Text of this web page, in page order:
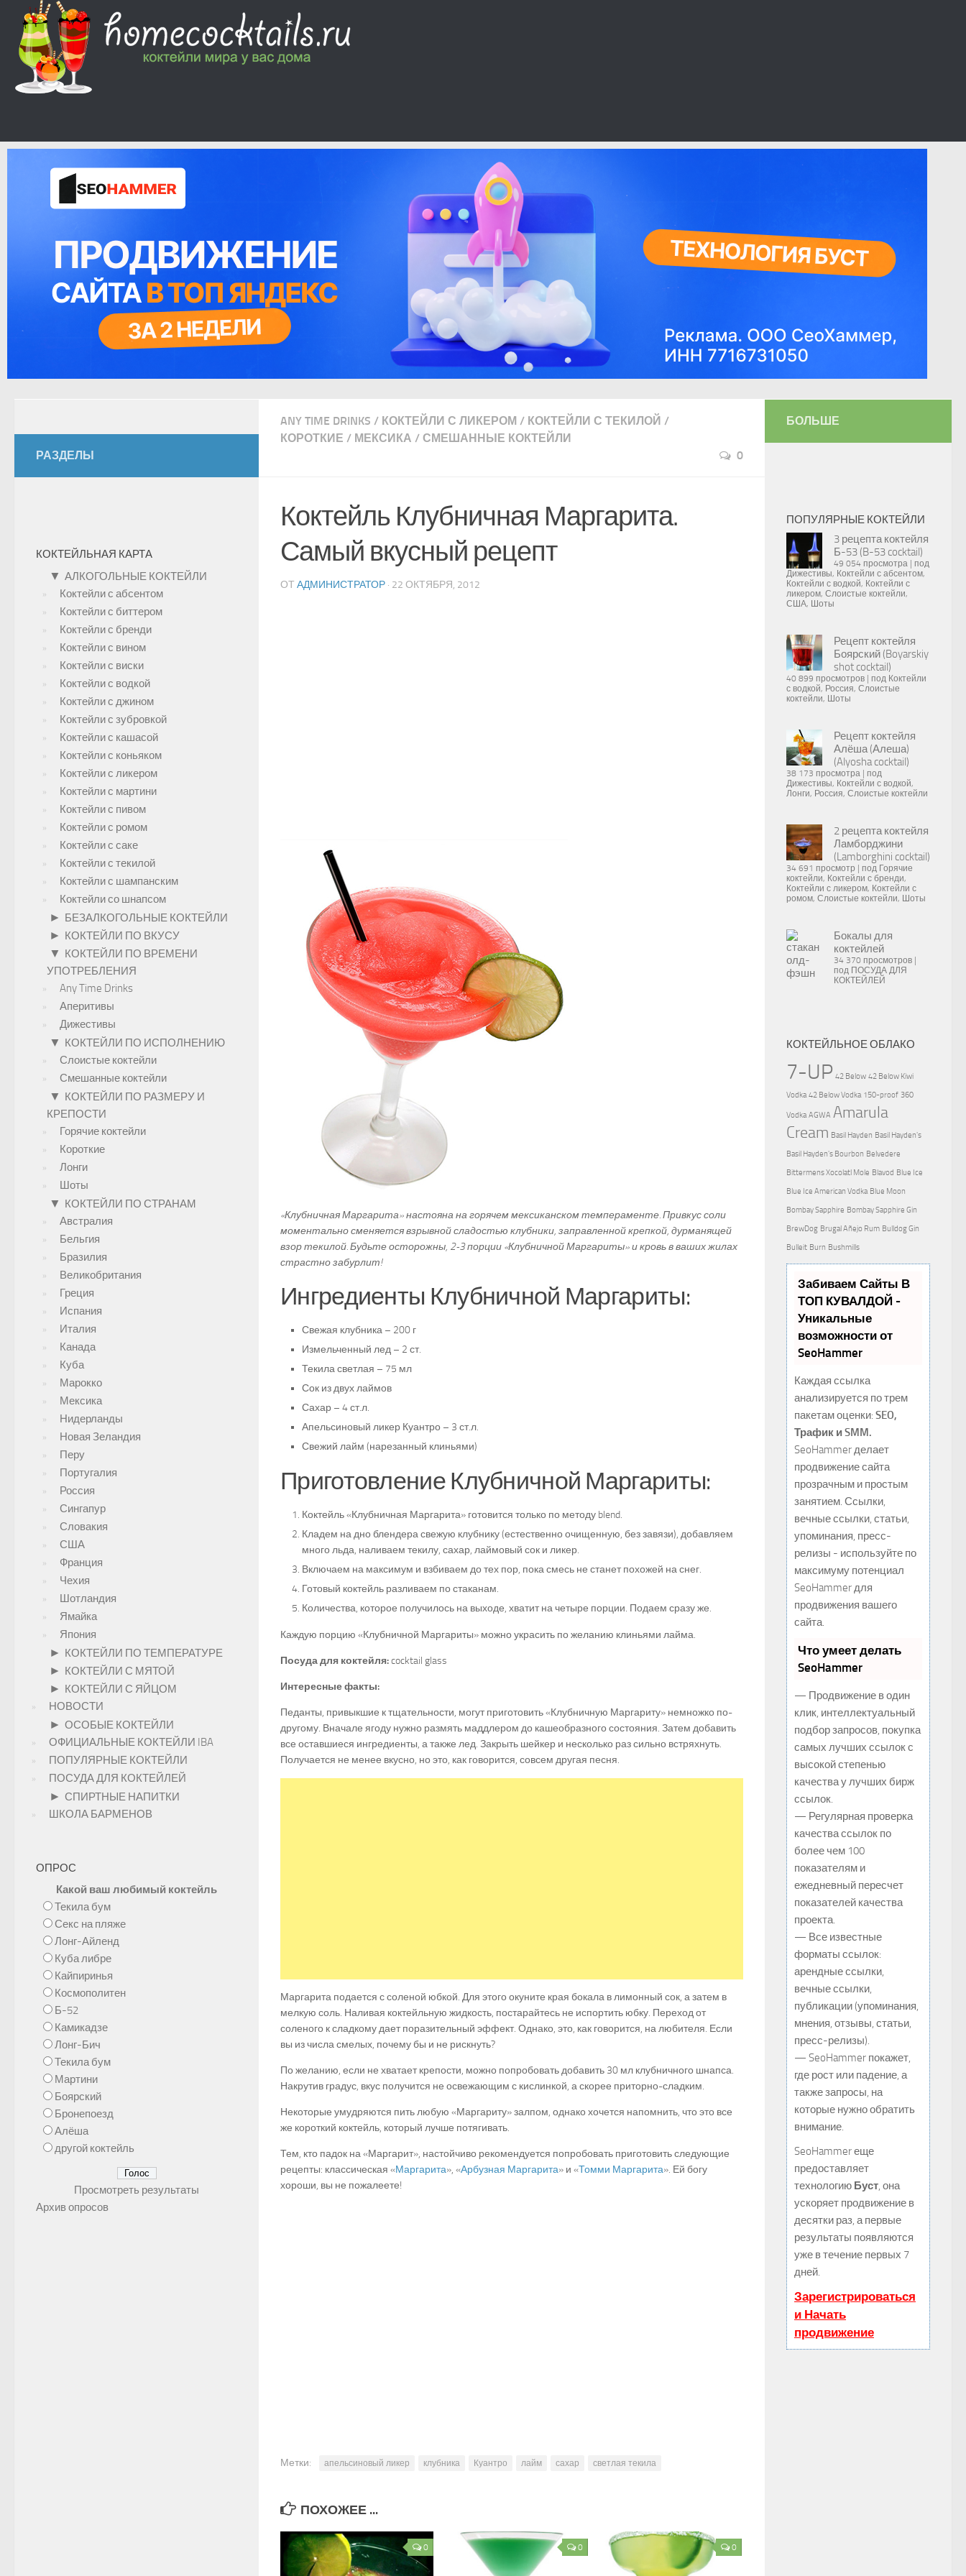
ANY TIME DRINKS / КОКТЕЙЛИ С ЛИКЕРОМ / КОКТЕЙЛИ С ТЕКИЛОЙ /
КОРОТКИЕ / МЕКСИКА / СМЕШАННЫЕ КОКТЕЙЛИ
0
Коктейль Клубничная Маргарита.
Самый вкусный рецепт
ОТ АДМИНИСТРАТОР · 22 ОКТЯБРЯ, 2012
«Клубничная Маргарита» настояна на горячем мексиканском темпераменте. Привкус соли
моментально сменяется взрывной сладостью клубники, заправленной крепкой, дурманящей
взор текилой. Будьте осторожны, 2-3 порции «Клубничной Маргариты» и кровь в ваших жилах
страстно забурлит!
Ингредиенты Клубничной Маргариты:
Свежая клубника – 200 г
Измельченный лед – 2 ст.
Текила светлая – 75 мл
Сок из двух лаймов
Сахар – 4 ст.л.
Апельсиновый ликер Куантро – 3 ст.л.
Свежий лайм (нарезанный клиньями)
Приготовление Клубничной Маргариты:
Коктейль «Клубничная Маргарита» готовится только по методу blend.
Кладем на дно блендера свежую клубнику (естественно очищенную, без завязи), добавляем
много льда, наливаем текилу, сахар, лаймовый сок и ликер.
Включаем на максимум и взбиваем до тех пор, пока смесь не станет похожей на снег.
Готовый коктейль разливаем по стаканам.
Количества, которое получилось на выходе, хватит на четыре порции. Подаем сразу же.
Каждую порцию «Клубничной Маргариты» можно украсить по желанию клиньями лайма.
Посуда для коктейля:cocktail glass
Интересные факты:
Педанты, привыкшие к тщательности, могут приготовить «Клубничную Маргариту» немножко по-
другому. Вначале ягоду нужно размять маддлером до кашеобразного состояния. Затем добавить
все оставшиеся ингредиенты, а также лед. Закрыть шейкер и несколько раз сильно встряхнуть.
Получается не менее вкусно, но это, как говорится, совсем другая песня.
Маргарита подается с соленой юбкой. Для этого окуните края бокала в лимонный сок, а затем в
мелкую соль. Наливая коктейльную жидкость, постарайтесь не испортить юбку. Переход от
соленого к сладкому дает поразительный эффект. Однако, это, как говорится, на любителя. Если
вы из числа смелых, почему бы и не рискнуть?
По желанию, если не хватает крепости, можно попробовать добавить 30 мл клубничного шнапса.
Накрутив градус, вкус получится не освежающим с кислинкой, а скорее приторно-сладким.
Некоторые умудряются пить любую «Маргариту» залпом, однако хочется напомнить, что это все
же короткий коктейль, который лучше потягивать.
Тем, кто падок на «Маргарит», настойчиво рекомендуется попробовать приготовить следующие
рецепты: классическая «Маргарита», «Арбузная Маргарита» и «Томми Маргарита». Ей богу
хороши, вы не пожалеете!
Метки: апельсиновый ликер клубника Куантро лайм сахар светлая текила
ПОХОЖЕЕ ...
0 0 0
РАЗДЕЛЫ
КОКТЕЙЛЬНАЯ КАРТА
▼ АЛКОГОЛЬНЫЕ КОКТЕЙЛИ
Коктейли с абсентом
Коктейли с биттером
Коктейли с бренди
Коктейли с вином
Коктейли с виски
Коктейли с водкой
Коктейли с джином
Коктейли с зубровкой
Коктейли с кашасой
Коктейли с коньяком
Коктейли с ликером
Коктейли с мартини
Коктейли с пивом
Коктейли с ромом
Коктейли с саке
Коктейли с текилой
Коктейли с шампанским
Коктейли со шнапсом
► БЕЗАЛКОГОЛЬНЫЕ КОКТЕЙЛИ
► КОКТЕЙЛИ ПО ВКУСУ
▼ КОКТЕЙЛИ ПО ВРЕМЕНИ
УПОТРЕБЛЕНИЯ
Any Time Drinks
Аперитивы
Дижестивы
▼ КОКТЕЙЛИ ПО ИСПОЛНЕНИЮ
Слоистые коктейли
Смешанные коктейли
▼ КОКТЕЙЛИ ПО РАЗМЕРУ И
КРЕПОСТИ
Горячие коктейли
Короткие
Лонги
Шоты
▼ КОКТЕЙЛИ ПО СТРАНАМ
Австралия
Бельгия
Бразилия
Великобритания
Греция
Испания
Италия
Канада
Куба
Марокко
Мексика
Нидерланды
Новая Зеландия
Перу
Португалия
Россия
Сингапур
Словакия
США
Франция
Чехия
Шотландия
Ямайка
Япония
► КОКТЕЙЛИ ПО ТЕМПЕРАТУРЕ
► КОКТЕЙЛИ С МЯТОЙ
► КОКТЕЙЛИ С ЯЙЦОМ
НОВОСТИ
► ОСОБЫЕ КОКТЕЙЛИ
ОФИЦИАЛЬНЫЕ КОКТЕЙЛИ IBA
ПОПУЛЯРНЫЕ КОКТЕЙЛИ
ПОСУДА ДЛЯ КОКТЕЙЛЕЙ
► СПИРТНЫЕ НАПИТКИ
ШКОЛА БАРМЕНОВ
ОПРОС
Какой ваш любимый коктейль
Текила бум
Секс на пляже
Лонг-Айленд
Куба либре
Кайпиринья
Космополитен
Б-52
Камикадзе
Лонг-Бич
Текила бум
Мартини
Боярский
Бронепоезд
Алёша
другой коктейль
Просмотреть результаты
Архив опросов
БОЛЬШЕ
ПОПУЛЯРНЫЕ КОКТЕЙЛИ
3 рецепта коктейля
Б-53 (B-53 cocktail)
49 054 просмотра
под
Дижестивы, Коктейли с абсентом,
Коктейли с водкой, Коктейли с
ликером, Слоистые коктейли,
США, Шоты
Рецепт коктейля
Боярский (Boyarskiy
shot cocktail)
40 899 просмотров под Коктейли
с водкой, Россия, Слоистые
коктейли, Шоты
Рецепт коктейля
Алёша (Алеша)
(Alyosha cocktail)
38 173 просмотра
под
Дижестивы, Коктейли с водкой,
Лонги, Россия, Слоистые коктейли
2 рецепта коктейля
Ламборджини
(Lamborghini cocktail)
34 691 просмотр под Горячие
коктейли, Коктейли с бренди,
Коктейли с ликером, Коктейли с
ромом, Слоистые коктейли, Шоты
Бокалы для
коктейлей
34 370 просмотров
под ПОСУДА ДЛЯ
КОКТЕЙЛЕЙ
КОКТЕЙЛЬНОЕ ОБЛАКО
7-UP 42 Below 42 Below Kiwi
Vodka 42 Below Vodka 150-proof 360
Vodka AGWA Amarula
Cream Basil Hayden Basil Hayden's
Basil Hayden's Bourbon Belvedere
Bittermens Xocolatl Mole Blavod Blue Ice
Blue Ice American Vodka Blue Moon
Bombay Sapphire Bombay Sapphire Gin
BrewDog Brugal Añejo Rum Bulldog Gin
Bulleit Burn Bushmills
Забиваем Сайты В
ТОП КУВАЛДОЙ -
Уникальные
возможности от
SeoHammer
Каждая ссылка
анализируется по трем
пакетам оценки: SEO,
Трафик и SMM.
SeoHammer делает
продвижение сайта
прозрачным и простым
занятием. Ссылки,
вечные ссылки, статьи,
упоминания, пресс-
релизы - используйте по
максимуму потенциал
SeoHammer для
продвижения вашего
сайта.
Что умеет делать
SeoHammer
— Продвижение в один
клик, интеллектуальный
подбор запросов, покупка
самых лучших ссылок с
высокой степенью
качества у лучших бирж
ссылок.
— Регулярная проверка
качества ссылок по
более чем 100
показателям и
ежедневный пересчет
показателей качества
проекта.
— Все известные
форматы ссылок:
арендные ссылки,
вечные ссылки,
публикации (упоминания,
мнения, отзывы, статьи,
пресс-релизы).
— SeoHammer покажет,
где рост или падение, а
также запросы, на
которые нужно обратить
внимание.
SeoHammer еще
предоставляет
технологию Буст, она
ускоряет продвижение в
десятки раз, а первые
результаты появляются
уже в течение первых 7
дней.
Зарегистрироваться
и Начать
продвижение